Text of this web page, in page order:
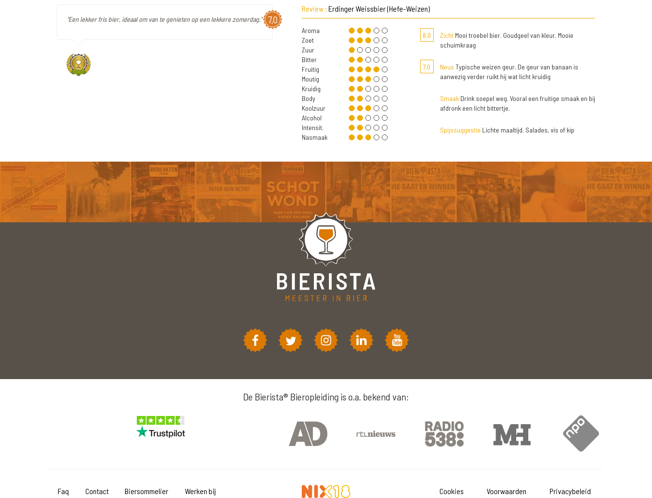
7,0
"Een lekker fris bier, ideaal om van te genieten op een lekkere zomerdag."
Review : Erdinger Weissbier (Hefe-Weizen)
Aroma
Zoet
Zuur
Bitter
Fruitig
Moutig
Kruidig
Body
Koolzuur
Alcohol
Intensit.
Nasmaak
8,0 ZichtMooi troebel bier. Goudgeel van kleur. Mooie
schuimkraag
7,0 Neus Typische weizen geur. De geur van banaan is
aanwezig verder ruikt hij wat licht kruidig
SmaakDrink soepel weg. Vooral een fruitige smaak en bij
afdronk een licht bittertje.
Spijssuggestie Lichte maaltijd. Salades, vis of kip
De Bierista® Bieropleiding is o.a. bekend van:
Faq Contact Biersommelier Werken bij Cookies Voorwaarden Privacybeleid